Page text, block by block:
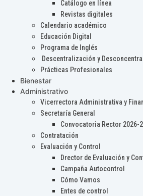
Catálogo en línea
Revistas digitales
Calendario académico
Educación Digital
Programa de Inglés
Descentralización y
Prácticas Profesionales
Bienestar
Administrativo
Vicerrectora Administrativa y
Secretaría General
Convocatoria Rector 2026-
Contratación
Evaluación y Control
Drector de Evaluación y
Campaña Autocontrol
Cómo Vamos
Entes de control